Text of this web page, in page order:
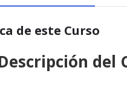
de este Curso
del